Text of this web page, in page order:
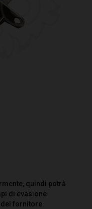
quindi potrà
di evasione
fornitore.